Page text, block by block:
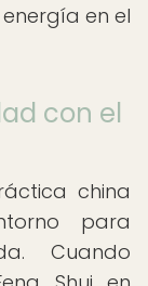
en el
con el
china
para
Cuando